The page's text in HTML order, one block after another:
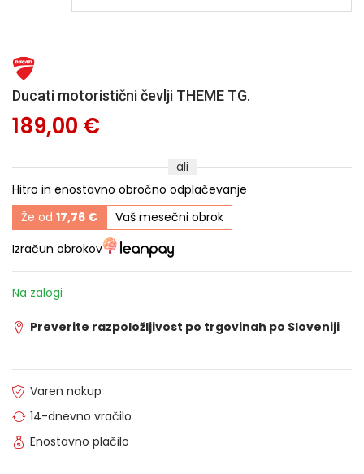
Ducati motoristični čevlji THEME TG.
189,00 €
ali
Hitro in enostavno obročno odplačevanje
Že od 17,76 €
Vaš mesečni obrok
Izračun obrokov
Na zalogi
Preverite razpoložljivost po trgovinah po Sloveniji
Varen nakup
14-dnevno vračilo
Enostavno plačilo